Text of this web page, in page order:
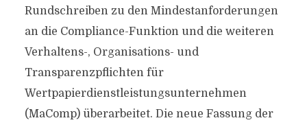
Rundschreiben zu den Mindestanforderungen
an die Compliance-Funktion und die weiteren
Verhaltens-, Organisations- und
Transparenzpflichten für
Wertpapierdienstleistungsunternehmen
(MaComp) überarbeitet. Die neue Fassung der